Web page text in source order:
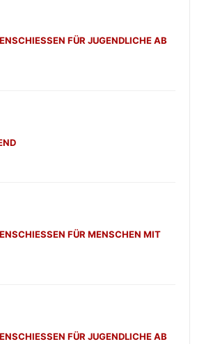
FÜR JUGENDLICHE AB 6
FÜR MENSCHEN MIT B
FÜR JUGENDLICHE AB 6